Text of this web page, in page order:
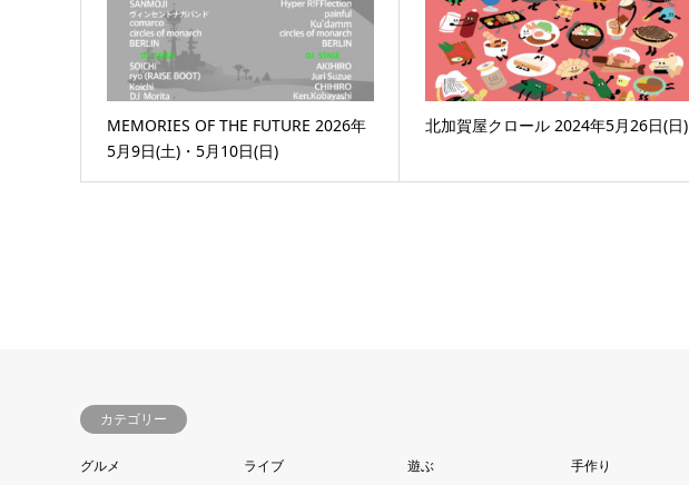
MEMORIES OF THE FUTURE 2026年
5月9日(土)・5月10日(日)
北加賀屋クロール 2024年5月26日(日)
カテゴリー
グルメ ライブ 遊ぶ
手作り